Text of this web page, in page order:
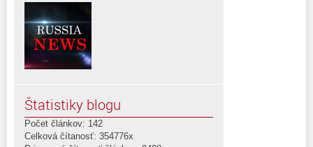
Štatistiky blogu
Počet článkov: 142
Celková čítanosť: 354776x